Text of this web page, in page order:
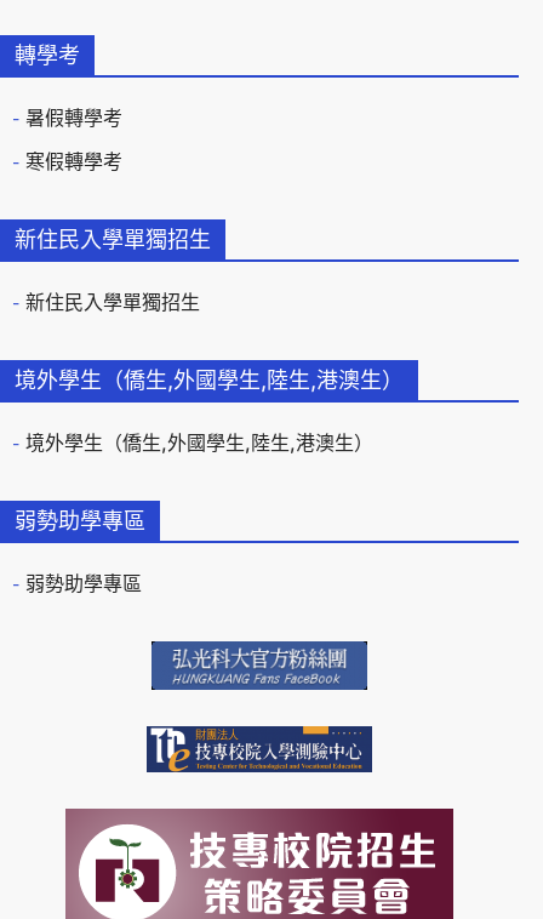
轉學考
暑假轉學考
寒假轉學考
新住民入學單獨招生
新住民入學單獨招生
境外學生（僑生,外國學生,陸生,港澳生）
境外學生（僑生,外國學生,陸生,港澳生）
弱勢助學專區
弱勢助學專區